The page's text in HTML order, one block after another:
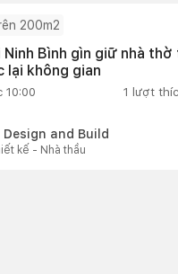
200m2
Bình gìn giữ nhà thờ
lại không gian
10:00 1 lượt
Design and Build
kế - Nhà thầu